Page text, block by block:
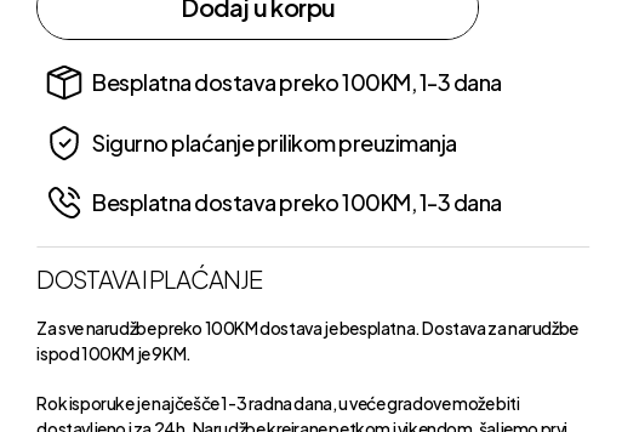
Dodaj u korpu
Besplatna dostava preko 100KM, 1-3 dana
Sigurno plaćanje prilikom preuzimanja
Besplatna dostava preko 100KM, 1-3 dana
DOSTAVA I PLAĆANJE
Za sve narudžbe preko 100KM dostava je besplatna. Dostava za narudžbe
ispod 100KM je 9KM.
Rok isporuke je najčešče 1-3 radna dana, u veće gradove može biti